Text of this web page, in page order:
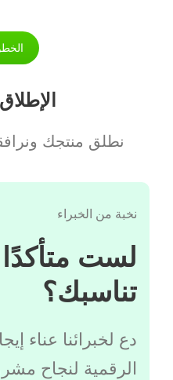
نطلق منتجك
نخبة من الخبراء
لست
تناسبك؟
دع لخبرائنا عناء
الرقمية لنجاح